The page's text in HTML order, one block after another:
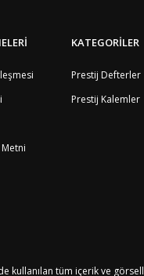
KATEGORİLER
Prestij Defterler
Prestij Kalemler
kullanılan tüm içerik ve